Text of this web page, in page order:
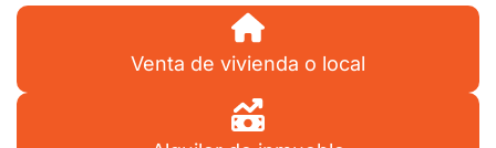
Venta de vivienda o local